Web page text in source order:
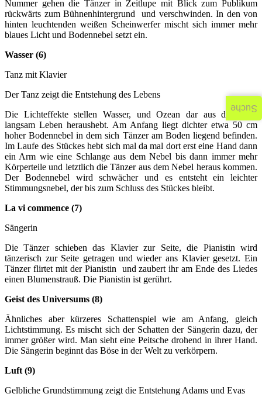
Nummer gehen die Tänzer in Zeitlupe mit Blick zum Publikum
rückwärts zum Bühnenhintergrund und verschwinden. In den von
hinten leuchtenden weißen Scheinwerfer mischt sich immer mehr
blaues Licht und Bodennebel setzt ein.
Wasser (6)
Tanz mit Klavier
Der Tanz zeigt die Entstehung des Lebens
Die Lichteffekte stellen Wasser, und Ozean dar aus dem sich
langsam Leben heraushebt. Am Anfang liegt dichter etwa 50 cm
hoher Bodennebel in dem sich Tänzer am Boden liegend befinden.
Im Laufe des Stückes hebt sich mal da mal dort erst eine Hand dann
ein Arm wie eine Schlange aus dem Nebel bis dann immer mehr
Körperteile und letztlich die Tänzer aus dem Nebel heraus kommen.
Der Bodennebel wird schwächer und es entsteht ein leichter
Stimmungsnebel, der bis zum Schluss des Stückes bleibt.
La vi commence (7)
Sängerin
Die Tänzer schieben das Klavier zur Seite, die Pianistin wird
tänzerisch zur Seite getragen und wieder ans Klavier gesetzt. Ein
Tänzer flirtet mit der Pianistin und zaubert ihr am Ende des Liedes
einen Blumenstrauß. Die Pianistin ist gerührt.
Geist des Universums (8)
Ähnliches aber kürzeres Schattenspiel wie am Anfang, gleich
Lichtstimmung. Es mischt sich der Schatten der Sängerin dazu, der
immer größer wird. Man sieht eine Peitsche drohend in ihrer Hand.
Die Sängerin beginnt das Böse in der Welt zu verkörpern.
Luft (9)
Gelbliche Grundstimmung zeigt die Entstehung Adams und Evas
Suche